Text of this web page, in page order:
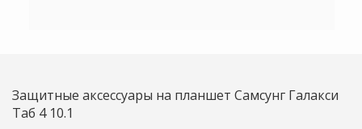
Защитные аксессуары на планшет Самсунг Галакси
Таб 4 10.1